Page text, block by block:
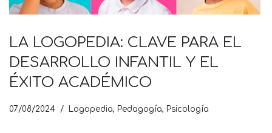
LA LOGOPEDIA: CLAVE PARA EL
DESARROLLO INFANTIL Y EL
ÉXITO ACADÉMICO
07/08/2024 Logopedia, Pedagogía, Psicología